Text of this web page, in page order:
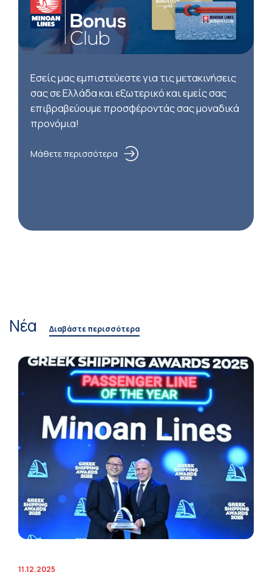
Εσείς μας εμπιστεύεστε για τις μετακινήσεις
σας σε Ελλάδα και εξωτερικό και εμείς σας
επιβραβεύουμε προσφέροντάς σας μοναδικά
προνόμια!
Μάθετε περισσότερα
Νέα Διαβάστε περισσότερα
11.12.2025